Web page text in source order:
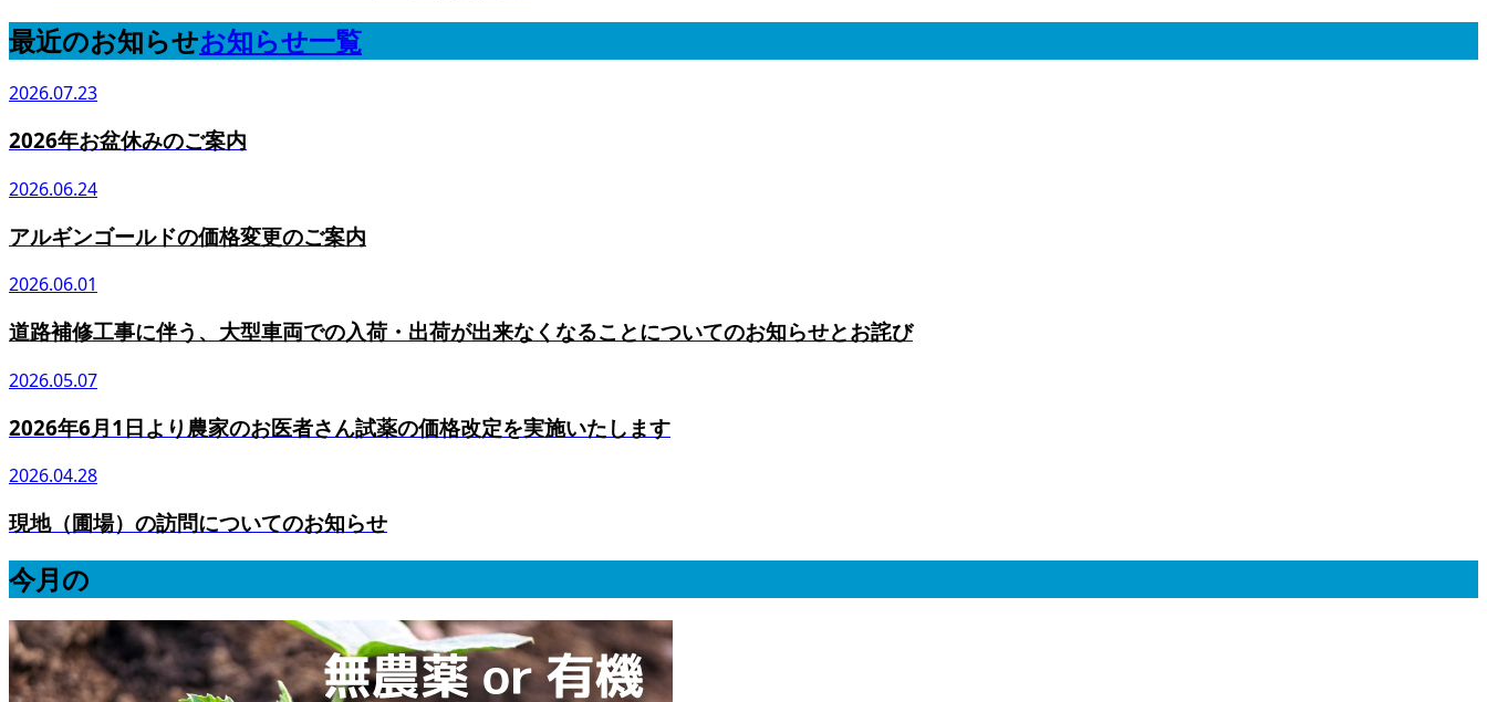
最近のお知らせお知らせ一覧
2026.07.23
2026年お盆休みのご案内
2026.06.24
アルギンゴールドの価格変更のご案内
2026.06.01
道路補修工事に伴う、大型車両での入荷・出荷が出来なくなることについてのお知らせとお詫び
2026.05.07
2026年6月1日より農家のお医者さん試薬の価格改定を実施いたします
2026.04.28
現地（圃場）の訪問についてのお知らせ
今月の